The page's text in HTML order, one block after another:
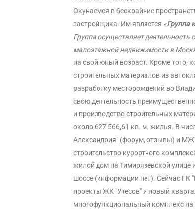
Окунаемся в бескрайние
застройщика. Им является «Группа
Группа осуществляет деятельность
малоэтажной недвижимости в
на свой юный возраст. Кроме того,
строительных материалов из
разработку месторождений во
свою деятельность
и производство строительных
около 627 566,61 кв. м. жилья. В
Александрия" (форум, отзывы) и
строительство курортного
жилой дом на Тимирязевской улице
шоссе (информации нет). Сейчас ГК
проекты ЖК "Утесов" и новый
многофункциональный комплекс на